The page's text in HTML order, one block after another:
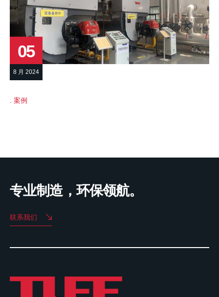
05
8 月 2024
案例
专业制造，环保领航。
联系我们